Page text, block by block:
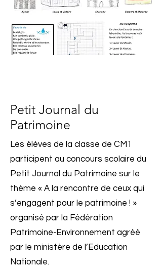
Petit Journal du
Patrimoine
Les élèves de la classe de CM1
participent au concours scolaire du
Petit Journal du Patrimoine sur le
thème « A la rencontre de ceux qui
s’engagent pour le patrimoine ! »
organisé par la Fédération
Patrimoine-Environnement agréé
par le ministère de l’Education
Nationale.